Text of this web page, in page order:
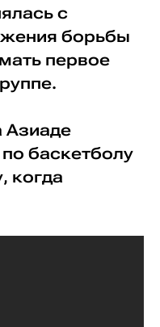
с
борьбы
первое
Азиаде
баскетболу
когда